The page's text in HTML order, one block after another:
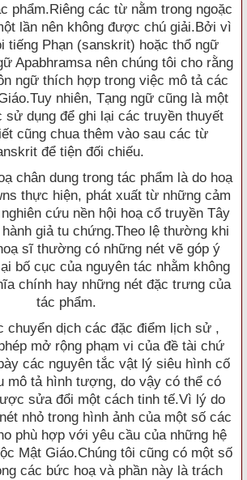
phẩm.Riêng các từ nằm trong ngoặc
lần nên không được chú giải.Bởi vì
tiếng Phạn (sanskrit) hoặc thổ ngữ
Apabhramsa nên chúng tôi cho rằng
ngữ thích hợp trong việc mô tả các
nhiên, Tạng ngữ cũng là một
sử dụng để ghi lại các truyền thuyết
cũng chua thêm vào sau các từ
để tiện đối chiếu.
chân dung trong tác phẩm là do hoạ
thực hiện, phát xuất từ những cảm
cứu nền hội hoạ cổ truyền Tây
giả tu chứng.Theo lệ thường khi
sĩ thường có những nét vẽ góp ý
bố cục của nguyên tác nhằm không
chính hay những nét đặc trưng của
tác phẩm.
chuyển dịch các đặc điểm lịch sử ,
mở rộng phạm vi của đề tài chứ
các nguyên tắc vật lý siêu hình cố
mô tả hình tượng, do vậy có thể có
sửa đổi một cách tinh tế.Vì lý do
nhỏ trong hình ảnh của một số các
phù hợp với yêu cầu của những hệ
Mật Giáo.Chúng tôi cũng có một số
các bức hoạ và phần này là trách